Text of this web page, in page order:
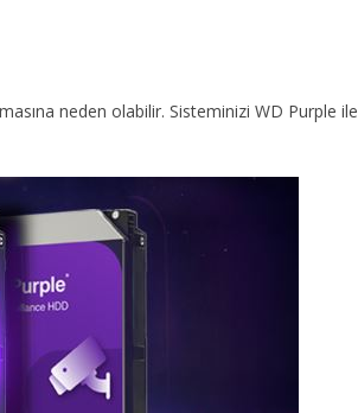
neden olabilir. Sisteminizi WD Purple ile